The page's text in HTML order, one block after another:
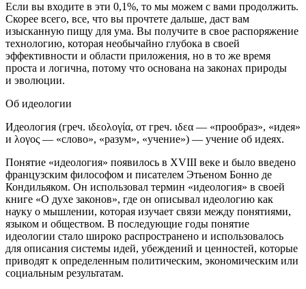
Если вы входите в эти 0,1%, то мы можем с вами продолжить.
Скорее всего, все, что вы прочтете дальше, даст вам
изысканную пищу для ума. Вы получите в свое распоряжение
технологию, которая необычайно глубока в своей
эффективности и области приложения, но в то же время
проста и логична, потому что основана на законах природы
и эволюции.
Об идеологии
Идеология (греч. ιδεολογία, от греч. ιδεα — «прообраз», «идея»
и λογος — «слово», «разум», «учение») — учение об идеях.
Понятие «идеология» появилось в XVIII веке и было введено
французским философом и писателем Этьеном Бонно де
Кондильяком. Он использовал термин «идеология» в своей
книге «О духе законов», где он описывал идеологию как
науку о мышлении, которая изучает связи между понятиями,
языком и обществом. В последующие годы понятие
идеологии стало широко распространено и использовалось
для описания системы идей, убеждений и ценностей, которые
приводят к определенным политическим, экономическим или
социальным результатам.